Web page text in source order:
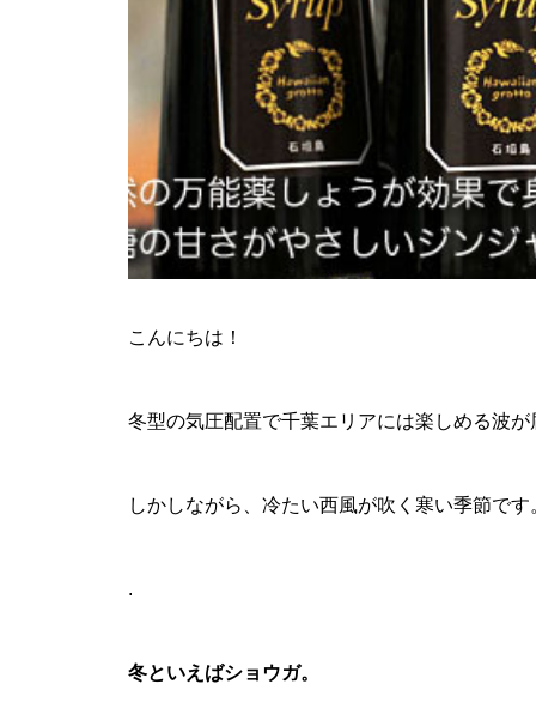
こんにちは！
冬型の気圧配置で千葉エリアには楽しめる波
しかしながら、冷たい西風が吹く寒い季節です
.
冬といえばショウガ。